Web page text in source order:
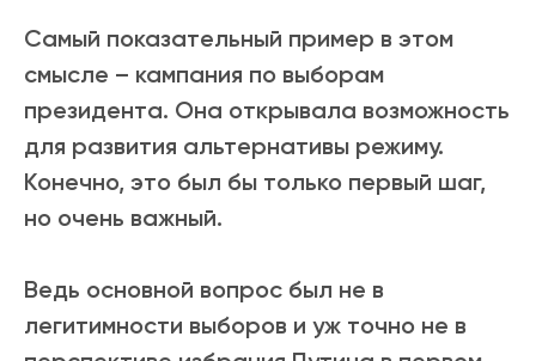
Самый показательный пример в этом
смысле – кампания по выборам
президента. Она открывала возможность
для развития альтернативы режиму.
Конечно, это был бы только первый шаг,
но очень важный.
Ведь основной вопрос был не в
легитимности выборов и уж точно не в